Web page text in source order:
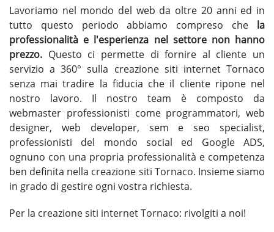
Lavoriamo nel mondo del web da oltre 20 anni ed in
tutto questo periodo abbiamo compreso che la
professionalità e l'esperienza nel settore non hanno
prezzo. Questo ci permette di fornire al cliente un
servizio a 360° sulla creazione siti internet Tornaco
senza mai tradire la fiducia che il cliente ripone nel
nostro lavoro. Il nostro team è composto da
webmaster professionisti come programmatori, web
designer, web developer, sem e seo specialist,
professionisti del mondo social ed Google ADS,
ognuno con una propria professionalità e competenza
ben definita nella creazione siti Tornaco. Insieme siamo
in grado di gestire ogni vostra richiesta.
Per la creazione siti internet Tornaco: rivolgiti a noi!